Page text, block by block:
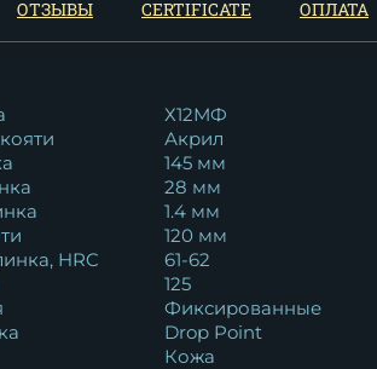
рукоять акрил...
Кухонный нож Шеф № 5
сталь Х12МФ...
12 639
Кухонный нож Шеф № 5
сталь К340...
ОТЗЫВЫ CERTIFICATE ОПЛАТА
Х12МФ
Акрил
145 мм
28 мм
1.4 мм
120 мм
HRC
61-62
125
Фиксированные
Drop Point
Кожа